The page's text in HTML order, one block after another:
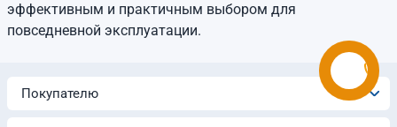
эффективным и практичным выбором для
повседневной эксплуатации.
Покупателю